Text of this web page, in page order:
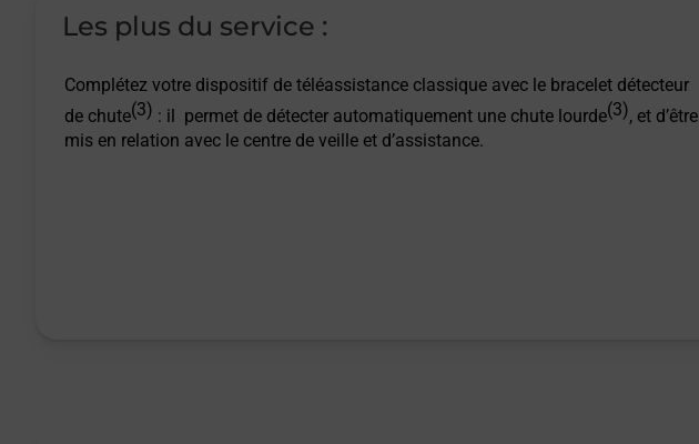
Les plus du service :
Complétez votre dispositif de téléassistance classique avec le bracelet détecteur
de chute(3) : il permet de détecter automatiquement une chute lourde(3), et d’être
mis en relation avec le centre de veille et d’assistance.